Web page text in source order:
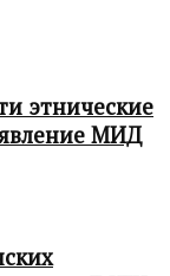
этнические
МИД